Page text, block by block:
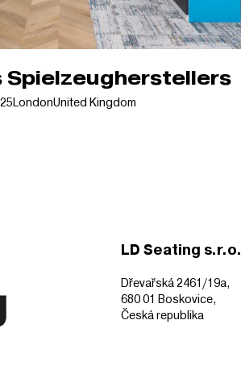
Spielzeugherstellers
LondonUnited Kingdom
LD Seating s.r.o.
Dřevařská 2461/19a,
680 01 Boskovice,
Česká republika